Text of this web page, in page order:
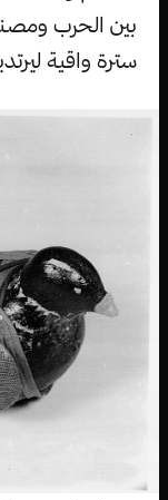
بين الحرب
سترة واقية